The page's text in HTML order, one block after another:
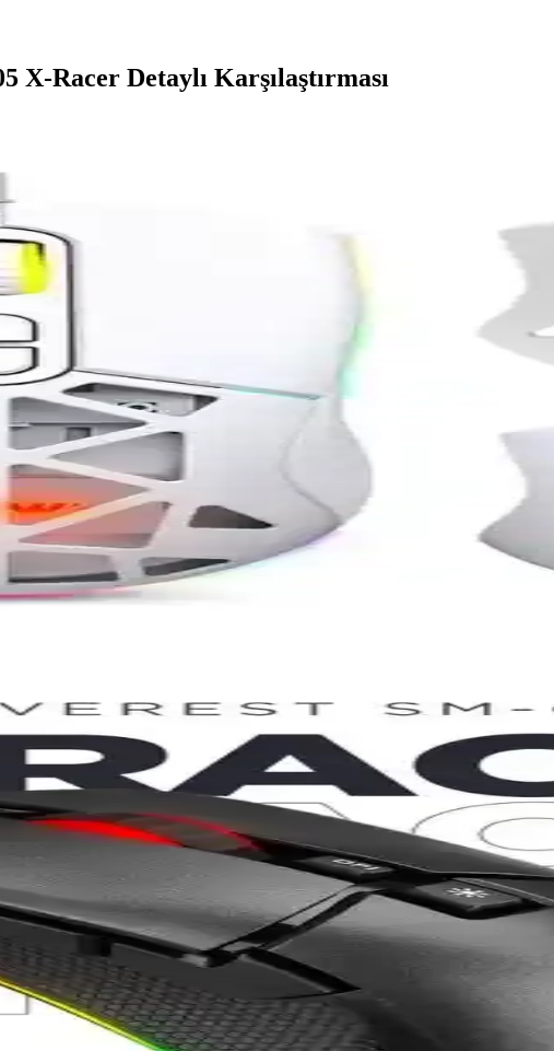
X-Racer Detaylı Karşılaştırması